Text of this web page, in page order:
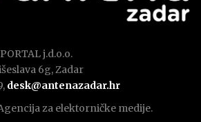
j.d.o.o.
6g, Zadar
desk@antenazadar.hr
za elektorničke medije.